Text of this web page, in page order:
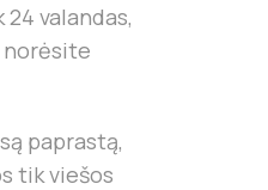
valandas,
norėsite
paprastą,
tik viešos